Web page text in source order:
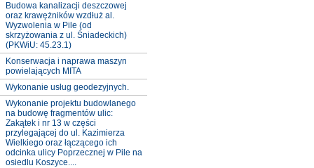
Budowa kanalizacji deszczowej
oraz krawężników wzdłuż al.
Wyzwolenia w Pile (od
skrzyżowania z ul. Śniadeckich)
(PKWiU: 45.23.1)
Konserwacja i naprawa maszyn
powielających MITA
Wykonanie usług geodezyjnych.
Wykonanie projektu budowlanego
na budowę fragmentów ulic:
Zakątek i nr 13 w części
przylegającej do ul. Kazimierza
Wielkiego oraz łączącego ich
odcinka ulicy Poprzecznej w Pile na
osiedlu Koszyce....